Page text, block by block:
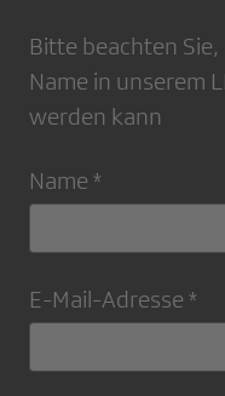
Bitte beachten
Name in unserem
werden kann
Name *
E-Mail-Adresse *